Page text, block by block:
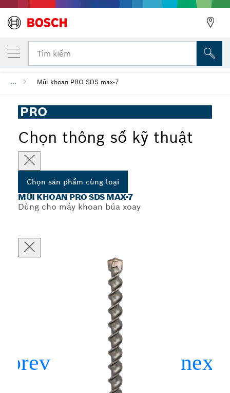
Tìm kiếm
... Mũi khoan PRO SDS max-7
PRO
Chọn thông số kỹ thuật
Chọn sản phẩm cùng loại
MŨI KHOAN PRO SDS MAX-7
Dùng cho máy khoan búa xoay
SẢN PHẨM CÙNG LOẠI ĐÃ CHỌN
Mũi khoan PRO SDS max-7